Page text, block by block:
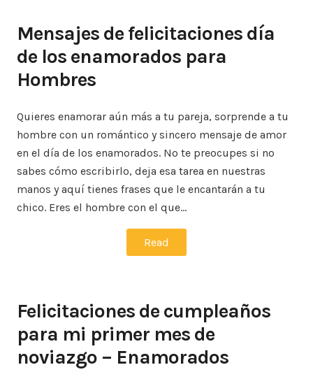
Mensajes de felicitaciones día
de los enamorados para
Hombres
Quieres enamorar aún más a tu pareja, sorprende a tu
hombre con un romántico y sincero mensaje de amor
en el día de los enamorados. No te preocupes si no
sabes cómo escribirlo, deja esa tarea en nuestras
manos y aquí tienes frases que le encantarán a tu
chico. Eres el hombre con el que…
Read
Felicitaciones de cumpleaños
para mi primer mes de
noviazgo – Enamorados